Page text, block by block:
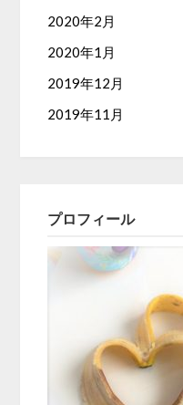
2020年2月
2020年1月
2019年12月
2019年11月
プロフィール